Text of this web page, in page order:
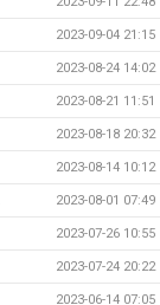
2023-09-04 21:15
2023-08-24 14:02
2023-08-21 11:51
2023-08-18 20:32
2023-08-14 10:12
2023-08-01 07:49
2023-07-26 10:55
2023-07-24 20:22
2023-06-14 07:05